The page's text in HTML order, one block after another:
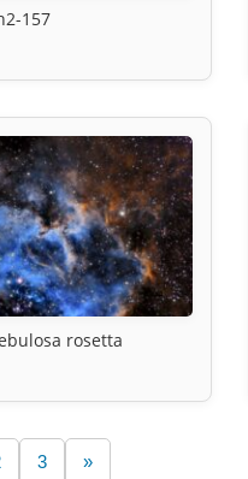
157
rosetta
3 »